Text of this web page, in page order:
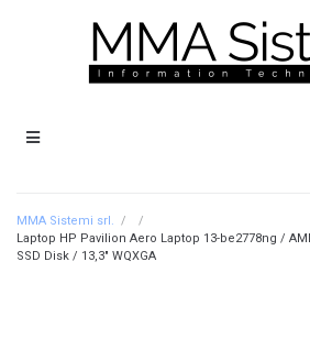
MMA Sistemi srl. /
/
Laptop HP Pavilion Aero Laptop 13-be2778ng /
SSD Disk / 13,3″ WQXGA